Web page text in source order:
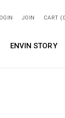
JOIN CART ( 0
ENVIN STORY